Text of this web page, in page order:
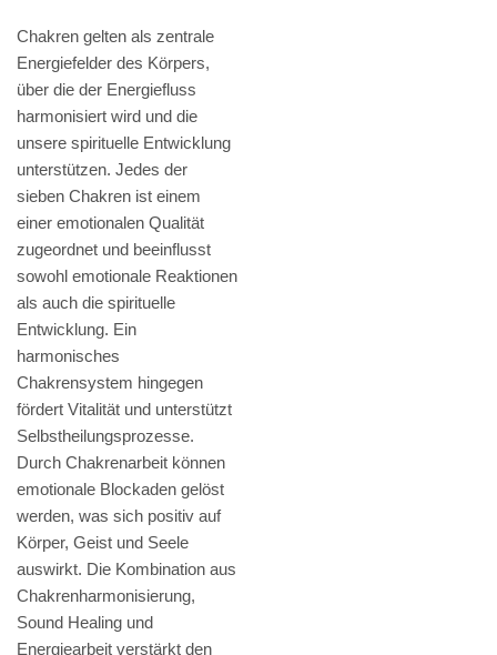
Chakren gelten als zentrale
Energiefelder des Körpers,
über die der Energiefluss
harmonisiert wird und die
unsere spirituelle Entwicklung
unterstützen. Jedes der
sieben Chakren ist einem
einer emotionalen Qualität
zugeordnet und beeinflusst
sowohl emotionale Reaktionen
als auch die spirituelle
Entwicklung. Ein
harmonisches
Chakrensystem hingegen
fördert Vitalität und unterstützt
Selbstheilungsprozesse.
Durch Chakrenarbeit können
emotionale Blockaden gelöst
werden, was sich positiv auf
Körper, Geist und Seele
auswirkt. Die Kombination aus
Chakrenharmonisierung,
Sound Healing und
Energiearbeit verstärkt den